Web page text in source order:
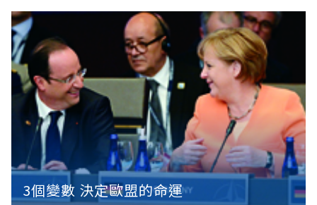
3個變數 決定歐盟的命運